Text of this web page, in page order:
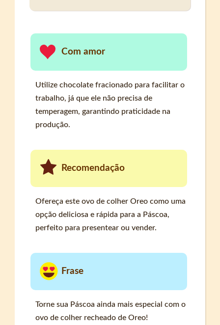
Com amor
Utilize chocolate fracionado para facilitar o
trabalho, já que ele não precisa de
temperagem, garantindo praticidade na
produção.
Recomendação
Ofereça este ovo de colher Oreo como uma
opção deliciosa e rápida para a Páscoa,
perfeito para presentear ou vender.
Frase
Torne sua Páscoa ainda mais especial com o
ovo de colher recheado de Oreo!